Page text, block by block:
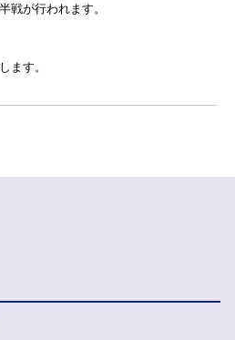
戦が行われます。
ます。